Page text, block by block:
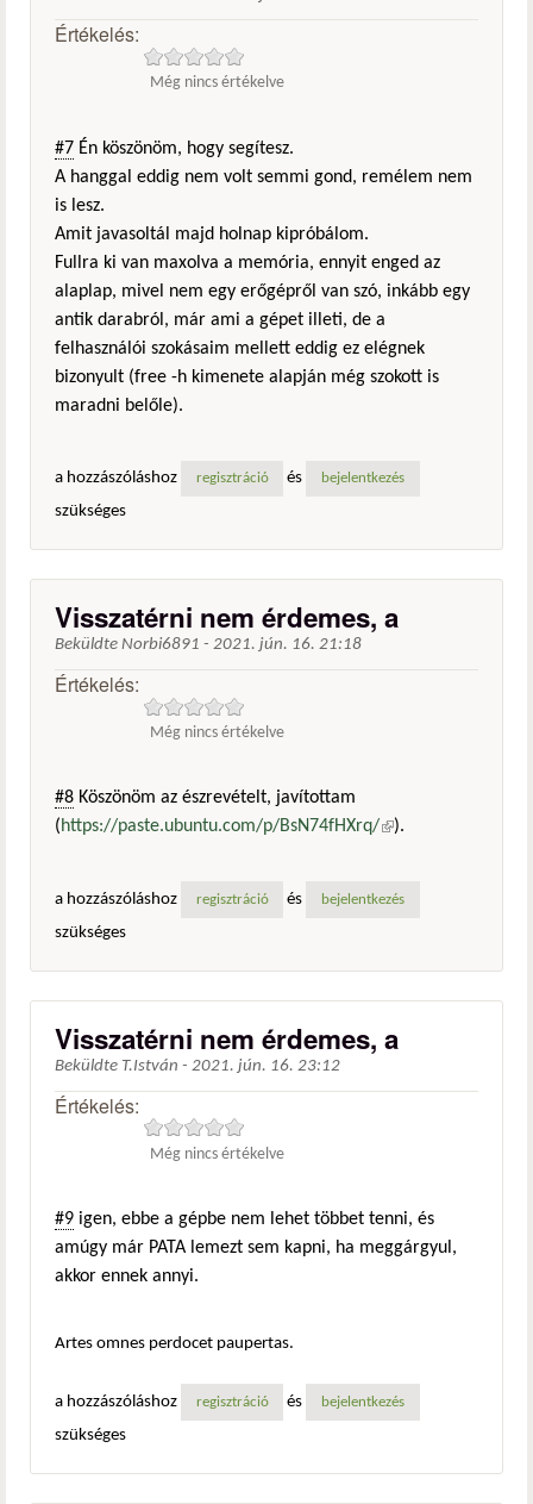
Értékelés:
Még nincs értékelve
#7 Én köszönöm, hogy segítesz.
A hanggal eddig nem volt semmi gond, remélem nem
is lesz.
Amit javasoltál majd holnap kipróbálom.
Fullra ki van maxolva a memória, ennyit enged az
alaplap, mivel nem egy erőgépről van szó, inkább egy
antik darabról, már ami a gépet illeti, de a
felhasználói szokásaim mellett eddig ez elégnek
bizonyult (free -h kimenete alapján még szokott is
maradni belőle).
a hozzászóláshoz regisztráció és bejelentkezés
szükséges
Visszatérni nem érdemes, a
Beküldte Norbi6891 - 2021. jún. 16. 21:18
Értékelés:
Még nincs értékelve
#8 Köszönöm az észrevételt, javítottam
(https://paste.ubuntu.com/p/BsN74fHXrq/(külső
).
a hozzászóláshoz regisztráció és bejelentkezés
szükséges
Visszatérni nem érdemes, a
Beküldte T.István - 2021. jún. 16. 23:12
Értékelés:
Még nincs értékelve
#9 igen, ebbe a gépbe nem lehet többet tenni, és
amúgy már PATA lemezt sem kapni, ha meggárgyul,
akkor ennek annyi.
Artes omnes perdocet paupertas.
a hozzászóláshoz regisztráció és bejelentkezés
szükséges